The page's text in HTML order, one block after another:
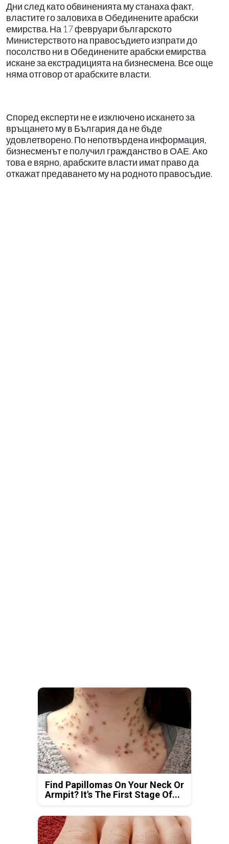
Дни след като обвиненията му станаха факт,
властите го заловиха в Обединените арабски
емирства. На 17 февруари българското
Министерството на правосъдието изпрати до
посолство ни в Обединените арабски емирства
искане за екстрадицията на бизнесмена. Все още
няма отговор от арабските власти.
Според експерти не е изключено искането за
връщането му в България да не бъде
удовлетворено. По непотвърдена информация,
бизнесменът е получил гражданство в ОАЕ. Ако
това е вярно, арабските власти имат право да
откажат предаването му на родното правосъдие.
Find Papillomas On Your Neck Or
Armpit? It's The First Stage Of...